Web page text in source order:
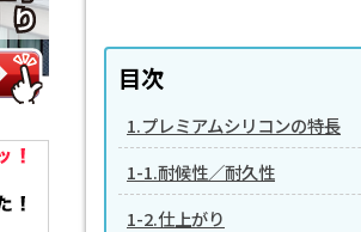
目次
1.プレミアムシリコンの特長
1-1.耐候性／耐久性
1-2.仕上がり